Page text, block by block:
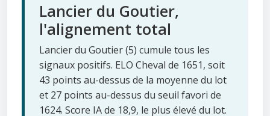
Lancier du Goutier,
l'alignement total
Lancier du Goutier (5) cumule tous les
signaux positifs. ELO Cheval de 1651, soit
43 points au-dessus de la moyenne du lot
et 27 points au-dessus du seuil favori de
1624. Score IA de 18,9, le plus élevé du lot.